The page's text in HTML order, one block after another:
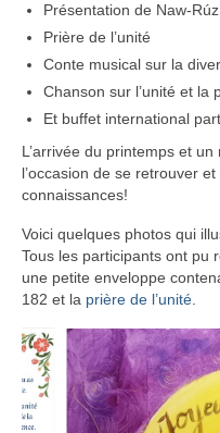
Présentation de Naw-Rúz
Prière de l’unité
Conte musical sur la
Chanson sur l’unité et la
Et buffet international
L’arrivée du printemps et
l’occasion de se retrouver
connaissances!
Voici quelques photos qui
Tous les participants ont pu
une petite enveloppe
182 et la prière de l’unité